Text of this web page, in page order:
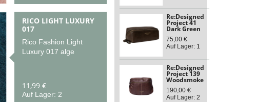
RICO LIGHT LUXURY
017
Rico Fashion Light
Luxury 017 alge
11,99 €
Auf Lager: 2
Re:Designed
Project 41
Dark Green
75,00 €
Auf Lager: 1
Re:Designed
Project 139
Woodsmoke
190,00 €
Auf Lager: 2